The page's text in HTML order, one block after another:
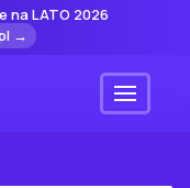
na LATO 2026
→
Menu